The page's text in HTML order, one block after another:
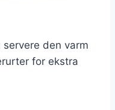
den varm
for ekstra